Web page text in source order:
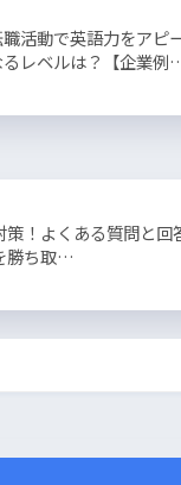
活動で英語力をアピ
るレベルは？【企業例
！よくある質問と回
勝ち取…